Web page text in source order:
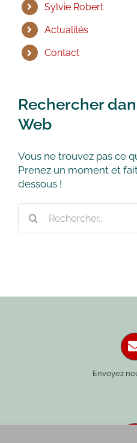
Sylvie Robert
Actualités
Contact
Rechercher
Web
Vous ne trouvez pas ce
Prenez un moment et
dessous !
Envoyez